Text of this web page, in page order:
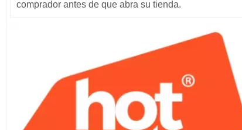
comprador antes de que abra su tienda.